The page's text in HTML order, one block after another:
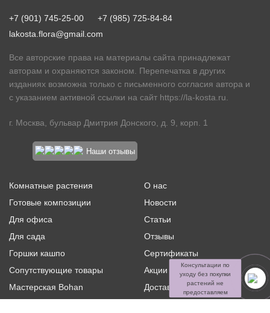
+7 (901) 745-25-00
+7 (985) 725-84-84
lakosta.flora@gmail.com
Все авторские права на материалы сайта принадлежат
авторам и охраняются законом. Перепечатка в других
изданиях возможна только с письменного согласия автора и
с указанием активной ссылки на сайт https://la-kosta.ru
г. Москва, бульвар Дмитрия Донского, д. 9, корп. 1
Наши отзывы
Комнатные растения
Готовые композиции
Для офиса
Для сада
Горшки кашпо
Сопутствующие товары
Мастерская Bohan
О нас
Новости
Статьи
Отзывы
Сертификаты
Акции и скидки
Доставка и оплата
Консультации по
уходу без покупки
растений не
предоставляем